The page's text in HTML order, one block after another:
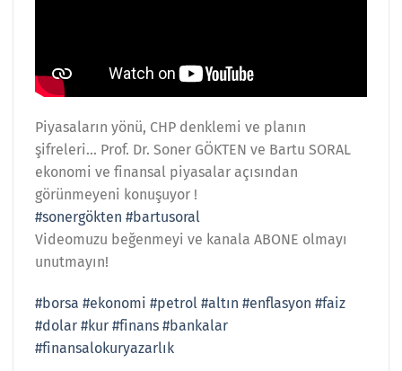
Piyasaların yönü, CHP denklemi ve planın
şifreleri… Prof. Dr. Soner GÖKTEN ve Bartu SORAL
ekonomi ve finansal piyasalar açısından
görünmeyeni konuşuyor !
#sonergökten #bartusoral
Videomuzu beğenmeyi ve kanala ABONE olmayı
unutmayın!
#borsa #ekonomi #petrol #altın #enflasyon #faiz
#dolar #kur #finans #bankalar
#finansalokuryazarlık